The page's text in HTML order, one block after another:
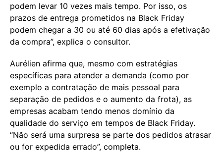
podem levar 10 vezes mais tempo. Por isso, os
prazos de entrega prometidos na Black Friday
podem chegar a 30 ou até 60 dias após a efetivação
da compra”, explica o consultor.
Aurélien afirma que, mesmo com estratégias
específicas para atender a demanda (como por
exemplo a contratação de mais pessoal para
separação de pedidos e o aumento da frota), as
empresas acabam tendo menos domínio da
qualidade do serviço em tempos de Black Friday.
“Não será uma surpresa se parte dos pedidos atrasar
ou for expedida errado”, completa.